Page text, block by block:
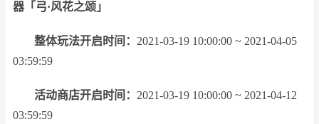
器「弓·风花之颂」
整体玩法开启时间： 2021-03-19 10:00:00 ~ 2021-04-05
03:59:59
活动商店开启时间： 2021-03-19 10:00:00 ~ 2021-04-12
03:59:59